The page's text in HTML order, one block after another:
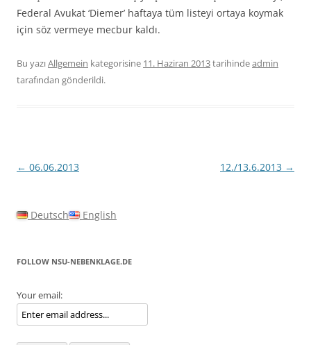
Federal Avukat ‘Diemer’ haftaya tüm listeyi ortaya koymak
için söz vermeye mecbur kaldı.
Bu yazıAllgemein kategorisine 11. Haziran 2013tarihindeadmin
tarafından gönderildi.
Yazı
← 06.06.2013 12./13.6.2013 →
Deutsch English
FOLLOW NSU-NEBENKLAGE.DE
Your email: